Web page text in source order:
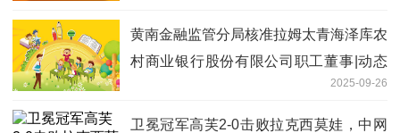
黄南金融监管分局核准拉姆太青海泽库农
村商业银行股份有限公司职工董事|动态
2025-09-26
卫冕冠军高芙2-0击败拉克西莫娃，中网